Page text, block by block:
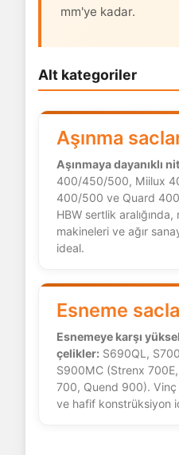
mm'ye kadar.
Alt kategoriler
Aşınma
Aşınmaya dayanıklı
400/450/500, Miilux
400/500 ve Quard
HBW sertlik
makineleri ve ağır
ideal.
Esneme
Esnemeye karşı
çelikler: S690QL,
S900MC (Strenx
700, Quend 900). Vinç
ve hafif konstrüksiyon